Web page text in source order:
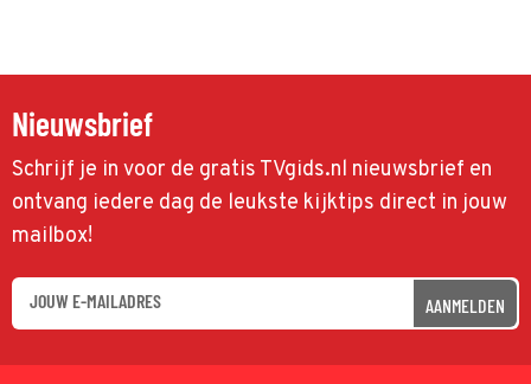
Nieuwsbrief
Schrijf je in voor de gratis TVgids.nl nieuwsbrief en
ontvang iedere dag de leukste kijktips direct in jouw
mailbox!
AANMELDEN